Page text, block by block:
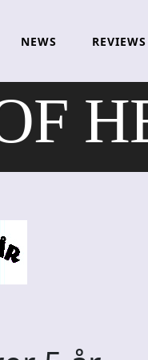
NEWS REVIEWS